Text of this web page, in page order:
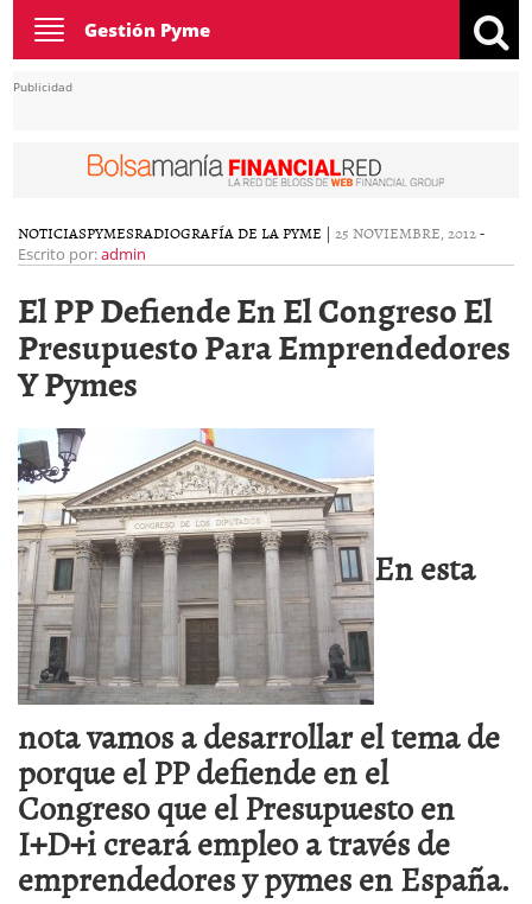
Toggle
navigation
Gestión Pyme
Publicidad
NOTICIASPYMESRADIOGRAFÍA DE LA PYME | 25 NOVIEMBRE, 2012-
Escrito por:admin
El PP Defiende En El Congreso El
Presupuesto Para Emprendedores
Y Pymes
En esta
nota vamos a desarrollar el tema de
porque el PP defiende en el
Congreso que el Presupuesto en
I+D+i creará empleo a través de
emprendedores y pymes en España.